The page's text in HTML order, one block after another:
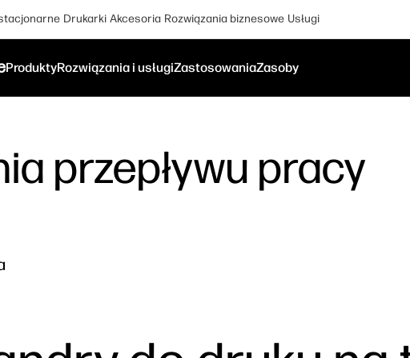
Drukarki Akcesoria Rozwiązania biznesowe Usługi
ProduktyRozwiązania i usługiZastosowaniaZasoby
przepływu pracy